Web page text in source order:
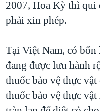
2007, Hoa Kỳ thì qui
phải xin phép.
Tại Việt Nam, có
đang được lưu hành
thuốc bảo vệ thực
thuốc bảo vệ thực